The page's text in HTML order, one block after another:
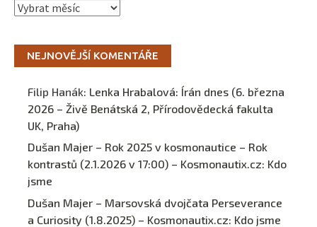
Archivy
NEJNOVĚJŠÍ KOMENTÁŘE
Filip Hanák: Lenka Hrabalová: Írán dnes (6. března
2026 – Živě Benátská 2, Přírodovědecká fakulta
UK, Praha)
Dušan Majer – Rok 2025 v kosmonautice – Rok
kontrastů (2.1.2026 v 17:00) – Kosmonautix.cz: Kdo
jsme
Dušan Majer – Marsovská dvojčata Perseverance
a Curiosity (1.8.2025) – Kosmonautix.cz: Kdo jsme